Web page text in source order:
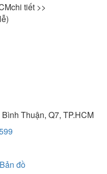
chi tiết >>
Thuận, Q7, TP.HCM
Bản đồ